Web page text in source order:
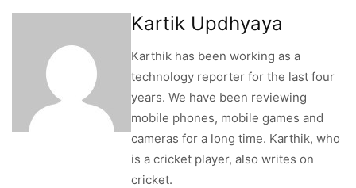
Kartik Updhyaya
Karthik has been working as a
technology reporter for the last four
years. We have been reviewing
mobile phones, mobile games and
cameras for a long time. Karthik, who
is a cricket player, also writes on
cricket.